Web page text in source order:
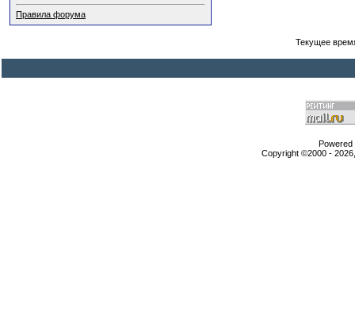
Правила форума
Текущее
Powered
Copyright ©2000 -